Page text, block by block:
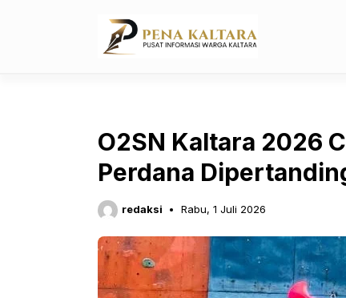
O2SN Kaltara 2026
Perdana
redaksi Rabu, 1 Juli 2026